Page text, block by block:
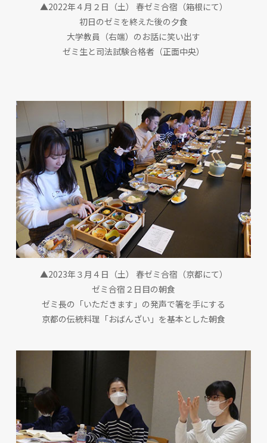
▲2022年４月２日（土） 春ゼミ合宿（箱根にて）
初日のゼミを終えた後の夕食
大学教員（右端）のお話に笑い出す
ゼミ生と司法試験合格者（正面中央）
▲2023年３月４日（土） 春ゼミ合宿（京都にて）
ゼミ合宿２日目の朝食
ゼミ長の「いただきます」の発声で箸を手にする
京都の伝統料理「おばんざい」を基本とした朝食